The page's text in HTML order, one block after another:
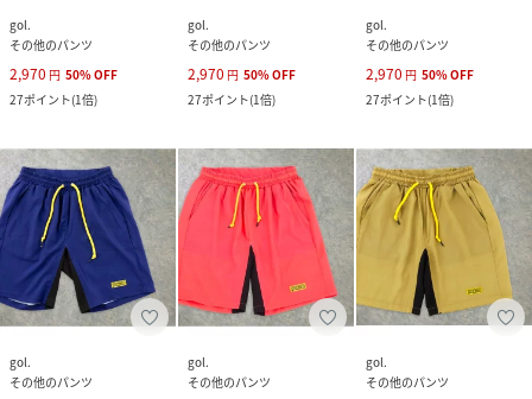
gol.
その他のパンツ
2,970 円 50%OFF
27ポイント(1倍)
gol.
その他のパンツ
2,970 円 50%OFF
27ポイント(1倍)
gol.
その他のパンツ
2,970 円 50%OFF
27ポイント(1倍)
gol.
その他のパンツ
gol.
その他のパンツ
gol.
その他のパンツ